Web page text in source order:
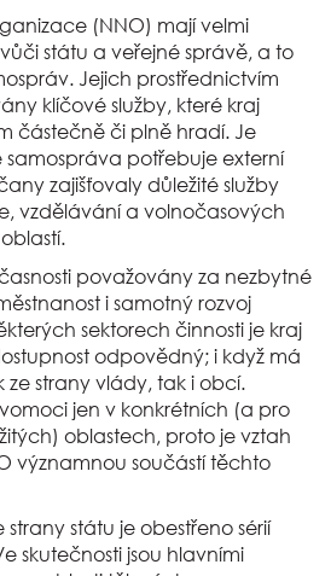
(NNO) mají velmi
státu a veřejné správě, a to
Jejich prostřednictvím
klíčové služby, které kraj
částečně či plně hradí. Je
potřebuje externí
zajišťovaly důležité služby
vzdělávání a volnočasových
považovány za nezbytné
i samotný rozvoj
sektorech činnosti je kraj
odpovědný; i když má
strany vlády, tak i obcí.
jen v konkrétních (a pro
oblastech, proto je vztah
významnou součástí těchto
státu je obestřeno sérií
skutečnosti jsou hlavními